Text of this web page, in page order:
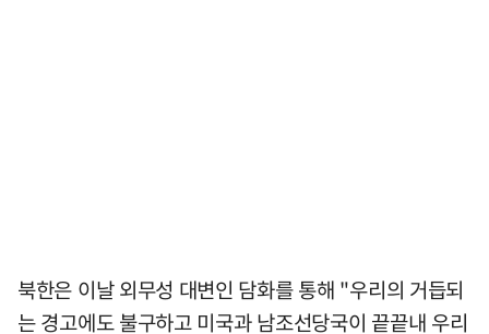
북한은 이날 외무성 대변인 담화를 통해 "우리의 거듭되
는 경고에도 불구하고 미국과 남조선당국이 끝끝내 우리